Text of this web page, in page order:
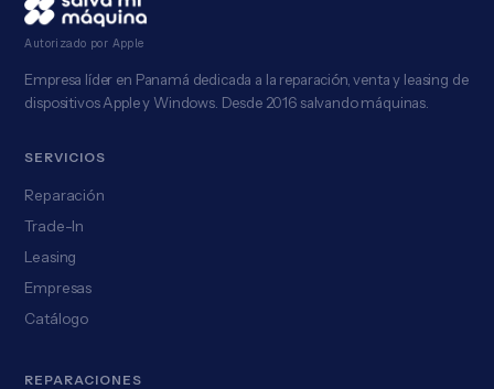
Autorizado por Apple
Empresa líder en Panamá dedicada a la reparación, venta y leasing de
dispositivos Apple y Windows. Desde 2016 salvando máquinas.
SERVICIOS
Reparación
Trade-In
Leasing
Empresas
Catálogo
REPARACIONES